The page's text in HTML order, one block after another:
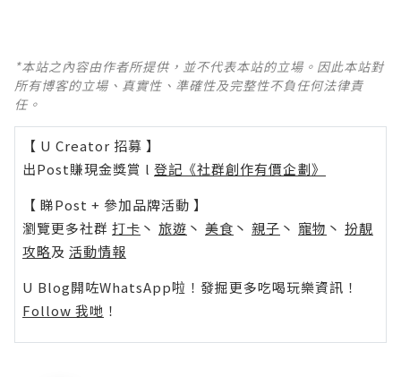
*本站之內容由作者所提供，並不代表本站的立場。因此本站對
所有博客的立場、真實性、準確性及完整性不負任何法律責
任。
【 U Creator 招募 】
出Post賺現金獎賞 l 登記《社群創作有價企劃》
【 睇Post + 參加品牌活動 】
瀏覽更多社群 打卡 丶 旅遊 丶 美食 丶 親子 丶 寵物 丶 扮靚
攻略及 活動情報
U Blog開咗WhatsApp啦！發掘更多吃喝玩樂資訊！
Follow 我哋 ！